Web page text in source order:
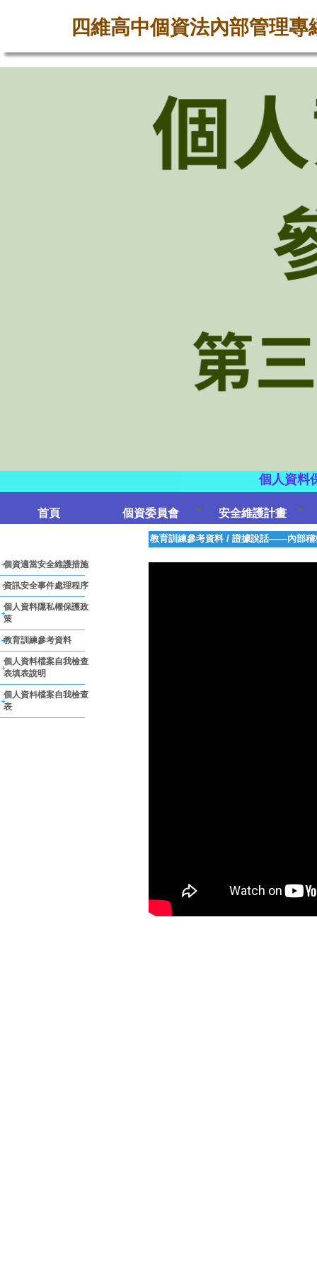
四維高中個資法內部管理專
個人資料
首頁 個資委員會 安全維護計畫
個資適當安全維護措施
資訊安全事件處理程序
個人資料隱私權保護政
策
教育訓練參考資料
個人資料檔案自我檢查
表填表說明
個人資料檔案自我檢查
表
教育訓練參考資料/ 證據說話——內部稽